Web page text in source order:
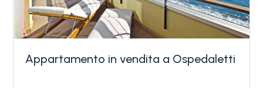
garage privato e una cantina.
Grazie alla sua posizione strategica, questo
appartamento in vendita ad Ospedaletti permette
di raggiungere facilmente le spiagge e tutti i
servizi principali, rendendolo la soluzione ideale sia
Appartamento in vendita a Ospedaletti